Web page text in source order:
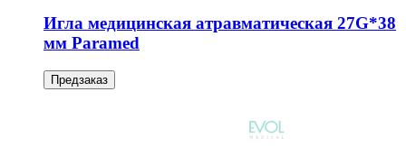
Игла медицинская атравматическая 27G*38
мм Paramed
Предзаказ